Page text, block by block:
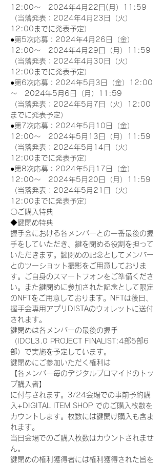
12:00～　2024年4月22日(月）11:59
（当落発表：2024年4月23日（火）
12:00までに発表予定）
●第5次応募：2024年4月26日（金）
12:00～　2024年4月29日（月）11:59
（当落発表：2024年4月30日（火）
12:00までに発表予定）
●第6次応募：2024年5月3日（金）12:00
～　2024年5月6日（月）11:59
（当落発表：2024年5月7日（火）12:00
までに発表予定）
●第7次応募：2024年5月10日（金）
12:00～　2024年5月13日（月）11:59
（当落発表：2024年5月14日（火）
12:00までに発表予定）
●第8次応募：2024年5月17日（金）
12:00～　2024年5月20日（月）11:59
（当落発表：2024年5月21日（火）
12:00までに発表予定）
〇ご購入特典
◆鍵閉め特典
握手会における各メンバーとの一番最後の握
手をしていただき、鍵を閉める役割を担って
いただきます。鍵閉めの記念としてメンバー
とのツーショット撮影をご用意しておりま
す。ご自身のスマートフォンをご準備くださ
い。また鍵閉めに参加された記念として限定
のNFTをご用意しております。NFTは後日、
握手会専用アプリDISTAのウォレットに送付
されます。
鍵閉めは各メンバーの最後の握手
（IDOL3.0 PROJECT FINALIST:4部5部6
部）で実施を予定しています。
鍵閉めにご参加いただく権利は
【各メンバー毎のデジタルブロマイドのトッ
プ購入者】
に付与されます。3/24会場での事前予約購
入+DIGITAL ITEM SHOP でのご購入枚数を
カウントします。枚数には鍵開け購入も含ま
れます。
当日会場でのご購入枚数はカウントされませ
ん。
鍵閉めの権利獲得者には権利獲得された旨を